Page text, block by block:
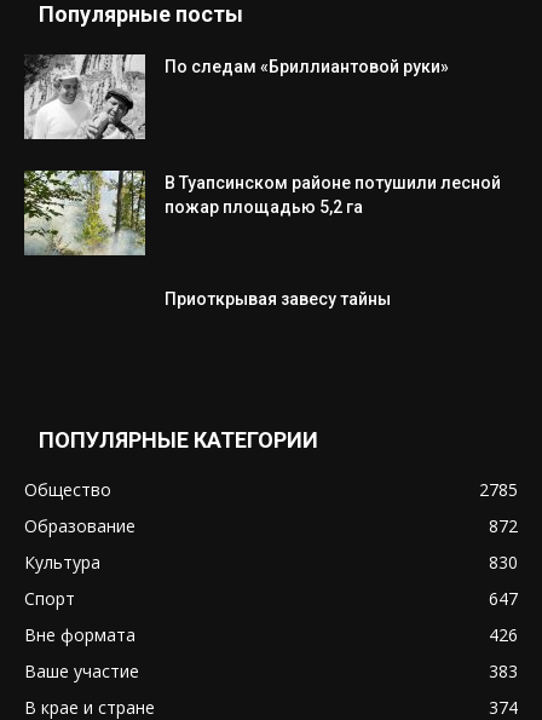
Популярные посты
По следам «Бриллиантовой руки»
В Туапсинском районе потушили лесной
пожар площадью 5,2 га
Приоткрывая завесу тайны
ПОПУЛЯРНЫЕ КАТЕГОРИИ
Общество
2785
Образование
872
Культура
830
Спорт
647
Вне формата
426
Ваше участие
383
В крае и стране
374